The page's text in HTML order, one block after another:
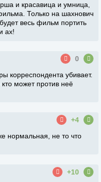
и красавица и умница,
Только на шахнович
весь фильм портить
ах!
0
корреспондента убивает.
может против неё
+4
нормальная, не то что
+10